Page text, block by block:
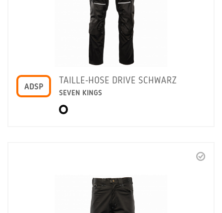
ADSP
TAILLE-HOSE DRIVE SCHWARZ
SEVEN KINGS